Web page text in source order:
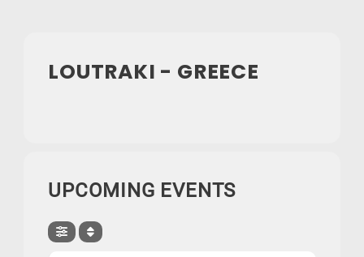
LOUTRAKI - GREECE
UPCOMING EVENTS